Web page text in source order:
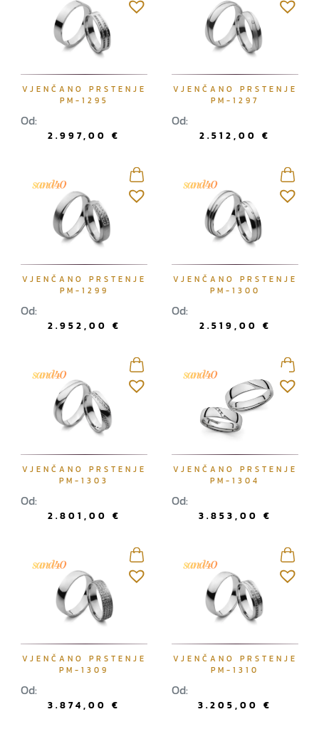
VJENČANO PRSTENJE
PM-1295
Od:
2.997,00 €
VJENČANO PRSTENJE
PM-1297
Od:
2.512,00 €
VJENČANO PRSTENJE
PM-1299
Od:
2.952,00 €
VJENČANO PRSTENJE
PM-1300
Od:
2.519,00 €
VJENČANO PRSTENJE
PM-1303
Od:
2.801,00 €
VJENČANO PRSTENJE
PM-1304
Od:
3.853,00 €
VJENČANO PRSTENJE
PM-1309
Od:
3.874,00 €
VJENČANO PRSTENJE
PM-1310
Od:
3.205,00 €